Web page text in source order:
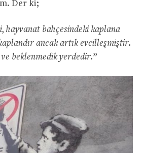
Der ki;
hayvanat bahçesindeki kaplana
ancak artık evcilleşmiştir.
beklenmedik yerdedir.”